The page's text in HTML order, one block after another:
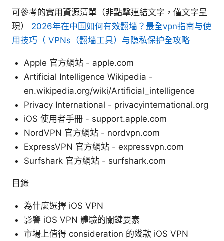
可參考的實用資源清單（非點擊連結文字，僅文字呈
現） 2026年在中国如何有效翻墙？最全vpn指南与使
用技巧（ VPNs（翻墙工具）与隐私保护全攻略
Apple 官方網站 - apple.com
Artificial Intelligence Wikipedia -
en.wikipedia.org/wiki/Artificial_intelligence
Privacy International - privacyinternational.org
iOS 使用者手冊 - support.apple.com
NordVPN 官方網站 - nordvpn.com
ExpressVPN 官方網站 - expressvpn.com
Surfshark 官方網站 - surfshark.com
目錄
為什麼選擇 iOS VPN
影響 iOS VPN 體驗的關鍵要素
市場上值得 consideration 的幾款 iOS VPN